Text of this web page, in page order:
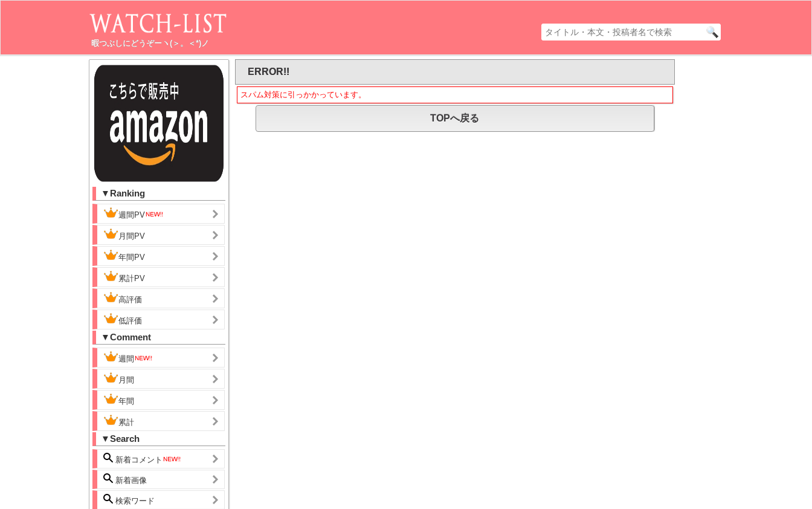
暇つぶしにどうぞーヽ(＞。＜*)ノ
▼Ranking
週間PV
月間PV
年間PV
累計PV
高評価
低評価
▼Comment
週間
月間
年間
累計
▼Search
新着コメント
新着画像
検索ワード
ERROR!!
スパム対策に引っかかっています。
TOPへ戻る